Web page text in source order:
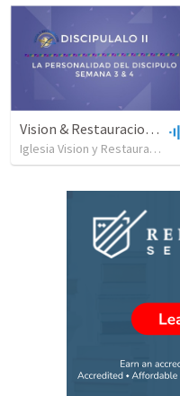
Vision & Restauracion-Discipulado 2- intro-Week 3 & 4
Iglesia Vision y Restauracion Mision Cristiana